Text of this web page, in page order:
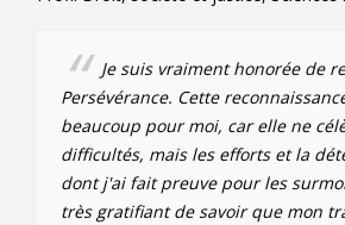
Je suis vraiment honorée de
Persévérance. Cette
beaucoup pour moi, car elle ne
difficultés, mais les efforts et la
dont j'ai fait preuve pour les
très gratifiant de savoir que mon